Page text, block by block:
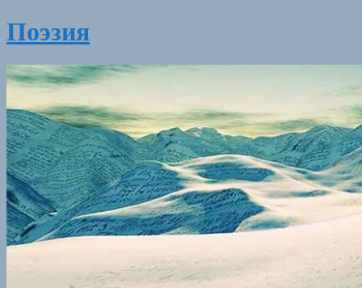
Поэзия